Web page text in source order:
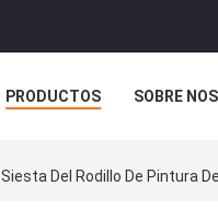
PRODUCTOS SOBRE
Siesta Del Rodillo De Pintura